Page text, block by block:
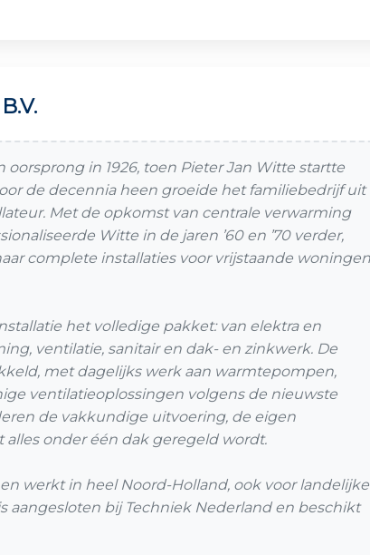
oorsprong in 1926, toen Pieter Jan Witte startte
de decennia heen groeide het familiebedrijf uit
Met de opkomst van centrale verwarming
Witte in de jaren ’60 en ’70 verder,
complete installaties voor vrijstaande woningen
het volledige pakket: van elektra en
ventilatie, sanitair en dak- en zinkwerk. De
met dagelijks werk aan warmtepompen,
ventilatieoplossingen volgens de nieuwste
de vakkundige uitvoering, de eigen
onder één dak geregeld wordt.
werkt in heel Noord-Holland, ook voor landelijke
aangesloten bij Techniek Nederland en beschikt